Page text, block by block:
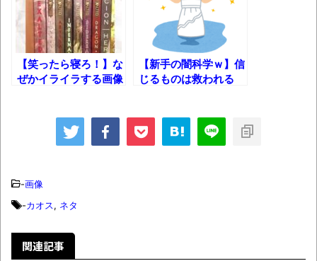
【呆然】北海道旅行ワイ「ウニイクラ丼特
盛で食うぞ！！！うおおおおおおお
お！！！！！」→結
果･････････････････････････････
ブチギレ
長野県のなめこのデカさが規格外だったｗ
ん（上）（下）」発売
【画像】整形で2400万円超えの美女、水着
グラビアに挑戦
【笑ったら寝ろ！】な
ぜかイライラする画像
【新手の闇科学ｗ】信
じるものは救われる
-画像
-カオス, ネタ
関連記事